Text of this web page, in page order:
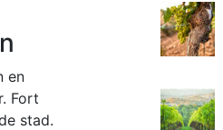
en
Fort
stad.